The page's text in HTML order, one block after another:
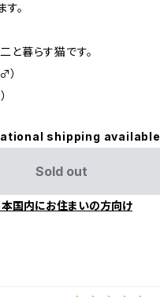
。
と暮らす猫です。
）
shipping available
Sold out
本国内にお住まいの方向け